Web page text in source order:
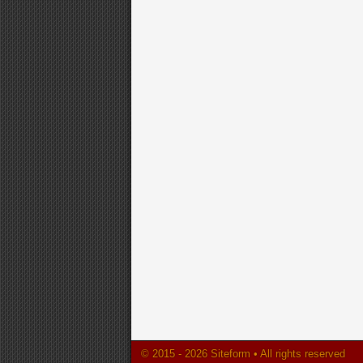
© 2015 - 2026 Siteform • All rights reserved